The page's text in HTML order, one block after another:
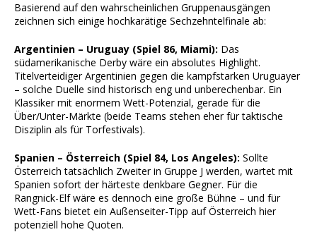
Basierend auf den wahrscheinlichen Gruppenausgängen
zeichnen sich einige hochkarätige Sechzehntelfinale ab:
Argentinien – Uruguay (Spiel 86, Miami): Das
südamerikanische Derby wäre ein absolutes Highlight.
Titelverteidiger Argentinien gegen die kampfstarken Uruguayer
– solche Duelle sind historisch eng und unberechenbar. Ein
Klassiker mit enormem Wett-Potenzial, gerade für die
Über/Unter-Märkte (beide Teams stehen eher für taktische
Disziplin als für Torfestivals).
Spanien – Österreich (Spiel 84, Los Angeles): Sollte
Österreich tatsächlich Zweiter in Gruppe J werden, wartet mit
Spanien sofort der härteste denkbare Gegner. Für die
Rangnick-Elf wäre es dennoch eine große Bühne – und für
Wett-Fans bietet ein Außenseiter-Tipp auf Österreich hier
potenziell hohe Quoten.